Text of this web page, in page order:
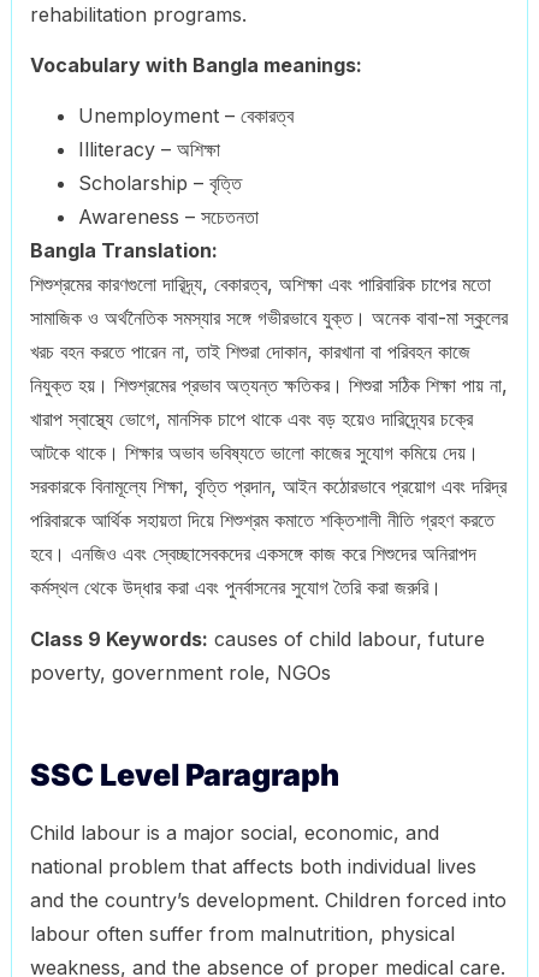
rehabilitation programs.
Vocabulary with Bangla meanings:
Unemployment – বেকারত্ব
Illiteracy – অশিক্ষা
Scholarship – বৃত্তি
Awareness – সচেতনতা
Bangla Translation:
শিশুশ্রমের কারণগুলো দারিদ্র্য, বেকারত্ব, অশিক্ষা এবং পারিবারিক চাপের মতো
সামাজিক ও অর্থনৈতিক সমস্যার সঙ্গে গভীরভাবে যুক্ত। অনেক বাবা-মা স্কুলের
খরচ বহন করতে পারেন না, তাই শিশুরা দোকান, কারখানা বা পরিবহন কাজে
নিযুক্ত হয়। শিশুশ্রমের প্রভাব অত্যন্ত ক্ষতিকর। শিশুরা সঠিক শিক্ষা পায় না,
খারাপ স্বাস্থ্যে ভোগে, মানসিক চাপে থাকে এবং বড় হয়েও দারিদ্র্যের চক্রে
আটকে থাকে। শিক্ষার অভাব ভবিষ্যতে ভালো কাজের সুযোগ কমিয়ে দেয়।
সরকারকে বিনামূল্যে শিক্ষা, বৃত্তি প্রদান, আইন কঠোরভাবে প্রয়োগ এবং দরিদ্র
পরিবারকে আর্থিক সহায়তা দিয়ে শিশুশ্রম কমাতে শক্তিশালী নীতি গ্রহণ করতে
হবে। এনজিও এবং স্বেচ্ছাসেবকদের একসঙ্গে কাজ করে শিশুদের অনিরাপদ
কর্মস্থল থেকে উদ্ধার করা এবং পুনর্বাসনের সুযোগ তৈরি করা জরুরি।
Class 9 Keywords: causes of child labour, future
poverty, government role, NGOs
SSC Level Paragraph
Child labour is a major social, economic, and
national problem that affects both individual lives
and the country’s development. Children forced into
labour often suffer from malnutrition, physical
weakness, and the absence of proper medical care.